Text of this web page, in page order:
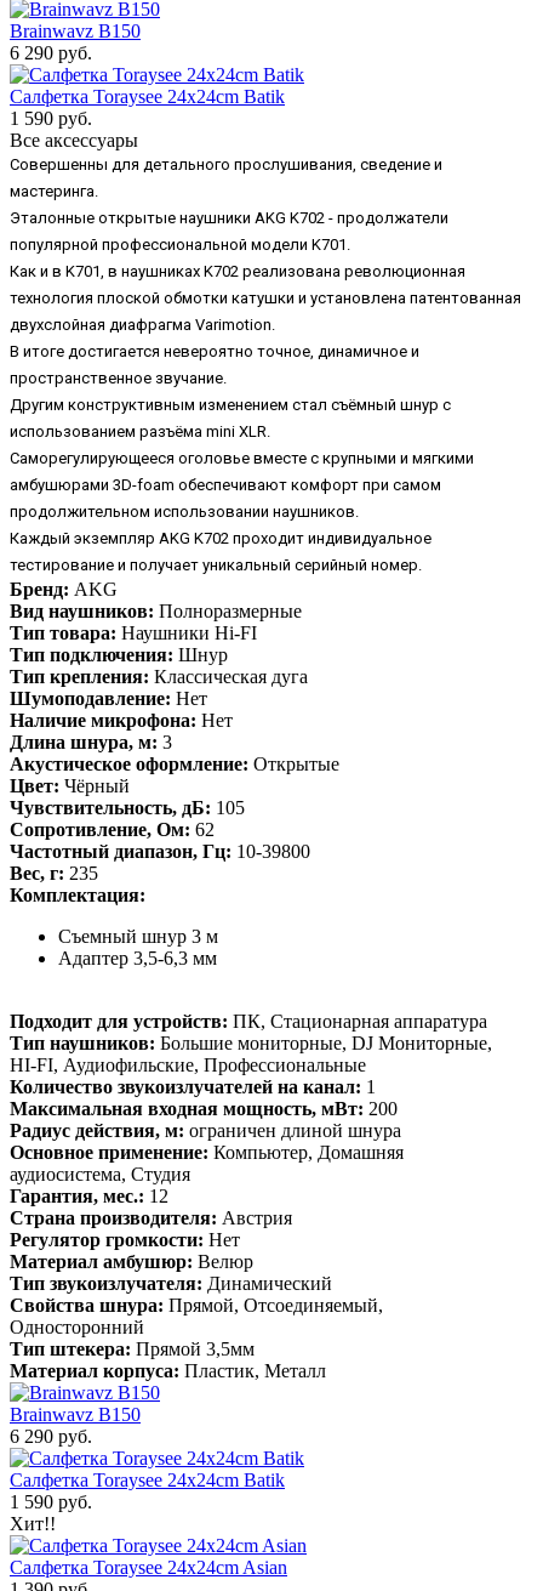
Brainwavz B150
6 290 руб.
Салфетка Toraysee 24x24cm Batik
1 590 руб.
Все аксессуары
Совершенны для детального прослушивания, сведение и
мастеринга.
Эталонные открытые наушники AKG K702 - продолжатели
популярной профессиональной модели K701.
Как и в K701, в наушниках K702 реализована революционная
технология плоской обмотки катушки и установлена патентованная
двухслойная диафрагма Varimotion.
В итоге достигается невероятно точное, динамичное и
пространственное звучание.
Другим конструктивным изменением стал съёмный шнур с
использованием разъёма mini XLR.
Саморегулирующееся оголовье вместе с крупными и мягкими
амбушюрами 3D-foam обеспечивают комфорт при самом
продолжительном использовании наушников.
Каждый экземпляр AKG K702 проходит индивидуальное
тестирование и получает уникальный серийный номер.
Бренд: AKG
Вид наушников: Полноразмерные
Тип товара: Наушники Hi-FI
Тип подключения: Шнур
Тип крепления: Классическая дуга
Шумоподавление: Нет
Наличие микрофона: Нет
Длина шнура, м: 3
Акустическое оформление: Открытые
Цвет: Чёрный
Чувствительность, дБ: 105
Сопротивление, Ом: 62
Частотный диапазон, Гц: 10-39800
Вес, г: 235
Комплектация:
Съемный шнур 3 м
Адаптер 3,5-6,3 мм
Подходит для устройств: ПК, Стационарная аппаратура
Тип наушников: Большие мониторные, DJ Мониторные,
HI-FI, Аудиофильские, Профессиональные
Количество звукоизлучателей на канал: 1
Максимальная входная мощность, мВт: 200
Радиус действия, м: ограничен длиной шнура
Основное применение: Компьютер, Домашняя
аудиосистема, Студия
Гарантия, мес.: 12
Страна производителя: Австрия
Регулятор громкости: Нет
Материал амбушюр: Велюр
Тип звукоизлучателя: Динамический
Свойства шнура: Прямой, Отсоединяемый,
Односторонний
Тип штекера: Прямой 3,5мм
Материал корпуса: Пластик, Металл
Brainwavz B150
6 290 руб.
Салфетка Toraysee 24x24cm Batik
1 590 руб.
Хит!!
Салфетка Toraysee 24x24cm Asian